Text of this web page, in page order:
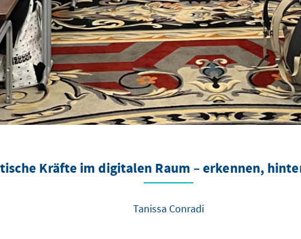
Kräfte im digitalen Raum – erkennen,
Tanissa Conradi